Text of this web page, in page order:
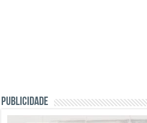
PUBLICIDADE